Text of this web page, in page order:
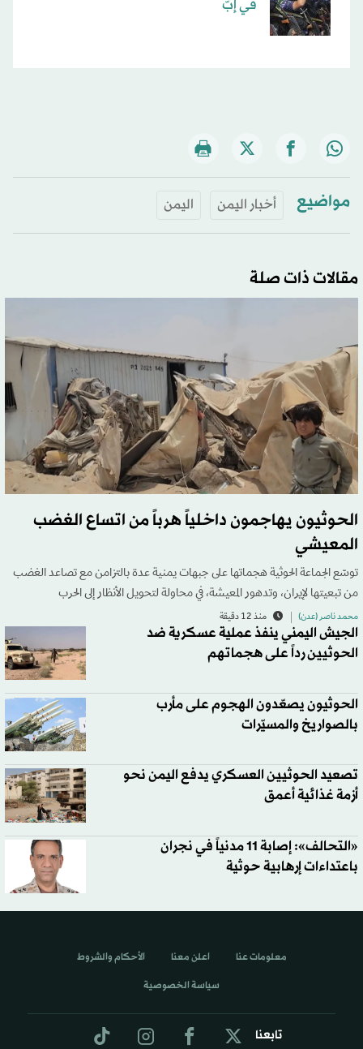
في إبّ
مواضيع أخبار اليمن اليمن
مقالات ذات صلة
الحوثيون يهاجمون داخلياً هرباً من اتساع الغضب
المعيشي
توسّع الجماعة الحوثية هجماتها على جبهات يمنية عدة بالتزامن مع تصاعد الغضب
من تبعيتها لإيران، وتدهور المعيشة، في محاولة لتحويل الأنظار إلى الحرب
محمد ناصر (عدن) منذ 12 دقيقة
الجيش اليمني ينفذ عملية عسكرية ضد
الحوثيين رداً على هجماتهم
الحوثيون يصعّدون الهجوم على مأرب
بالصواريخ والمسيّرات
تصعيد الحوثيين العسكري يدفع اليمن نحو
أزمة غذائية أعمق
«التحالف»: إصابة 11 مدنياً في نجران
باعتداءات إرهابية حوثية
تابعنا
معلومات عنا اعلن معنا الأحكام والشروط
سياسة الخصوصية